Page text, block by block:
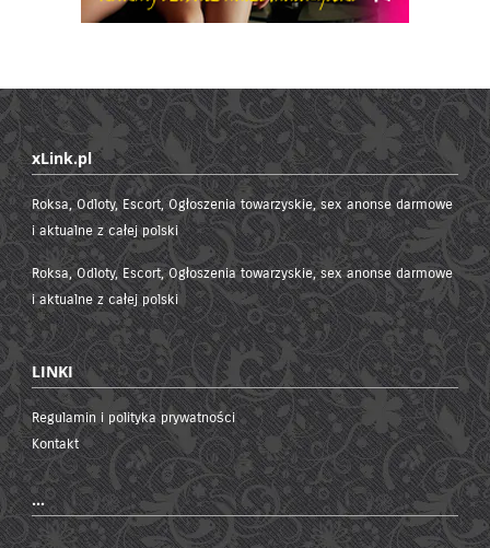
xLink.pl
Roksa, Odloty, Escort, Ogłoszenia towarzyskie, sex anonse darmowe
i aktualne z całej polski
Roksa, Odloty, Escort, Ogłoszenia towarzyskie, sex anonse darmowe
i aktualne z całej polski
LINKI
Regulamin i polityka prywatności
Kontakt
...